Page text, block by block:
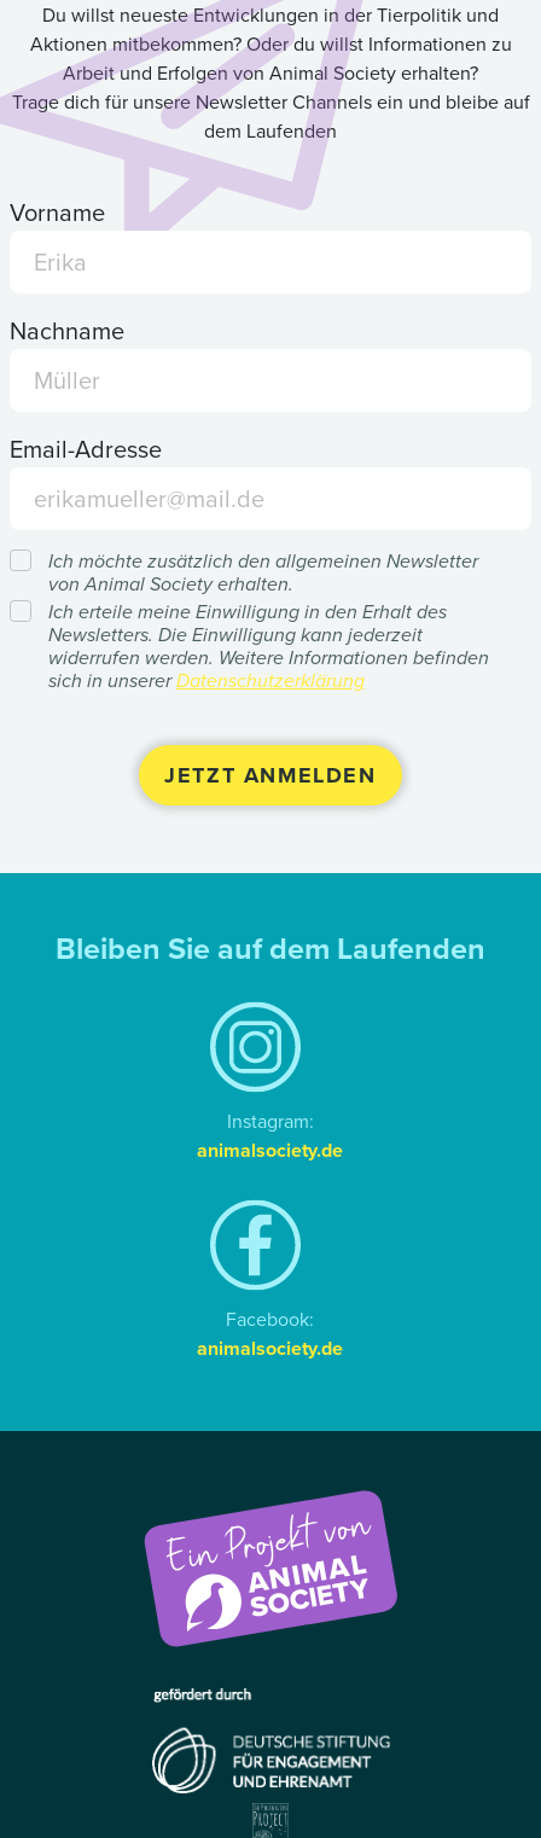
Du willst neueste Entwicklungen in der Tierpolitik und
Aktionen mitbekommen? Oder du willst Informationen zu
Arbeit und Erfolgen von Animal Society erhalten?
Trage dich für unsere Newsletter Channels ein und bleibe auf
dem Laufenden
Vorname
Nachname
Email-Adresse
Ich möchte zusätzlich den allgemeinen Newsletter
von Animal Society erhalten.
Ich erteile meine Einwilligung in den Erhalt des
Newsletters. Die Einwilligung kann jederzeit
widerrufen werden. Weitere Informationen befinden
sich in unsererDatenschutzerklärung
Bleiben Sie auf dem Laufenden
Instagram:
animalsociety.de
Facebook:
animalsociety.de